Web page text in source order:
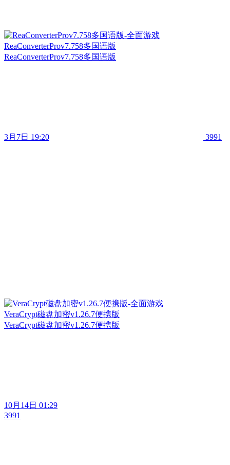
ReaConverterProv7.758多国语版
ReaConverterProv7.758多国语版
3月7日 19:20 3991
VeraCrypt磁盘加密v1.26.7便携版
VeraCrypt磁盘加密v1.26.7便携版
10月14日 01:29
3991